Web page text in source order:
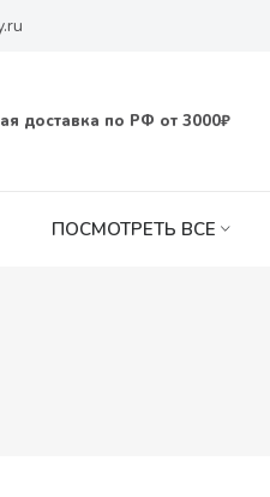
доставка по РФ от 3000₽
ПОСМОТРЕТЬ ВСЕ